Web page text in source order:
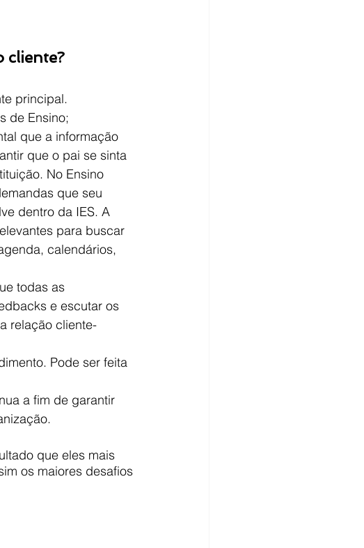
cliente?
principal.
de Ensino;
que a informação
que o pai se sinta
No Ensino
que seu
dentro da IES. A
para buscar
calendários,
todas as
e escutar os
relação cliente-
Pode ser feita
a fim de garantir
que eles mais
os maiores desafios